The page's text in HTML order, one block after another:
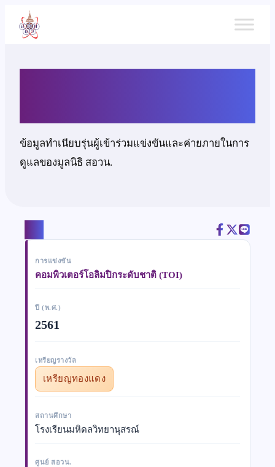
เนื้อหา
ข้อมูลทำเนียบรุ่นผู้เข้าร่วมแข่งขันและค่ายภายในการ
ดูแลของมูลนิธิ สอวน.
การแข่งขัน
คอมพิวเตอร์โอลิมปิกระดับชาติ (TOI)
ปี (พ.ศ.)
2561
เหรียญรางวัล
เหรียญทองแดง
สถานศึกษา
โรงเรียนมหิดลวิทยานุสรณ์
ศูนย์ สอวน.